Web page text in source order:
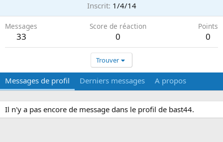
Inscrit 1/4/14
Messages
33
Score de réaction
0
Points
0
Trouver
Messages de profil Derniers messages A propos
Il n'y a pas encore de message dans le profil de bast44.